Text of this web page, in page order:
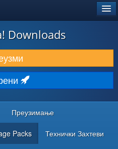
Downloads
Преузимање
Packs Технички Захтеви